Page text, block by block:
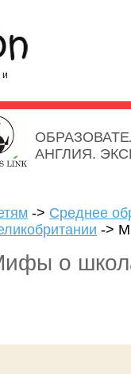
и
АНГЛИЯ.
-> Среднее
->
о